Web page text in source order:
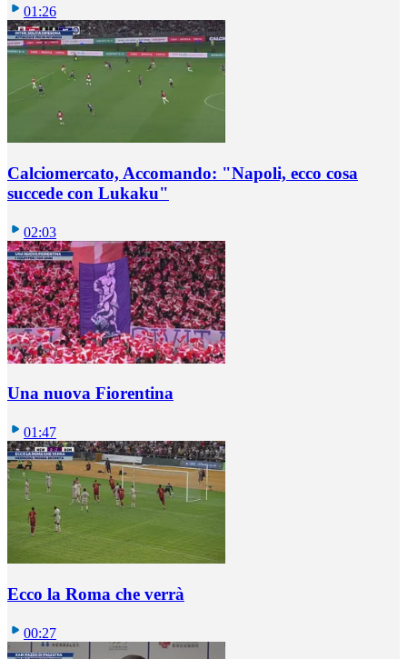
01:26
Calciomercato, Accomando: "Napoli, ecco cosa
succede con Lukaku"
02:03
Una nuova Fiorentina
01:47
Ecco la Roma che verrà
00:27